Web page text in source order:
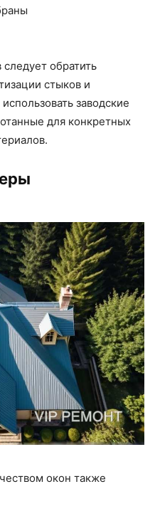
обратить
стыков и
заводские
для конкретных
окон также